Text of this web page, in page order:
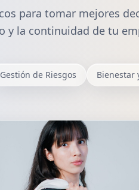
para tomar mejores
y la continuidad de tu
Gestión de Riesgos Bienestar